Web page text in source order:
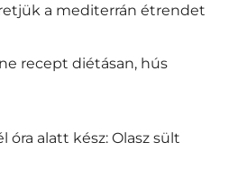
a mediterrán étrendet
recept diétásan, hús
óra alatt kész: Olasz sült